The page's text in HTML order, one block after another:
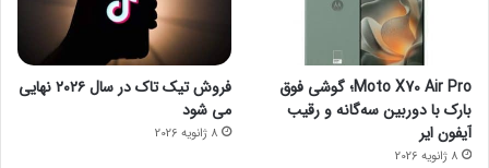
Moto X70 Air Pro؛ گوشی فوق
بارک با دوربین سه‌گانه و رقیب
آیفون ایر
8 ژانویه 2026
فروش تیک تاک در سال ۲۰۲۶ نهایی
می شود
8 ژانویه 2026